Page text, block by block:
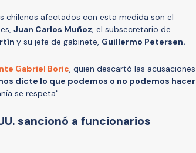
chilenos afectados con esta medida son el
Juan Carlos Muñoz; el subsecretario de
y su jefe de gabinete, Guillermo Petersen.
Gabriel Boric, quien descartó las acusaciones
dicte lo que podemos o no podemos hacer
se respeta".
sancionó a funcionarios